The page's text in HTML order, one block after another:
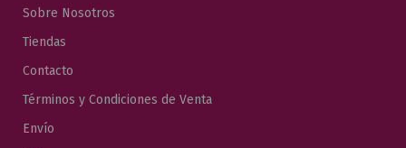
Sobre Nosotros
Tiendas
Contacto
Términos y Condiciones de Venta
Envío